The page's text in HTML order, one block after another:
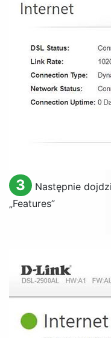
3
Następnie
„Features”